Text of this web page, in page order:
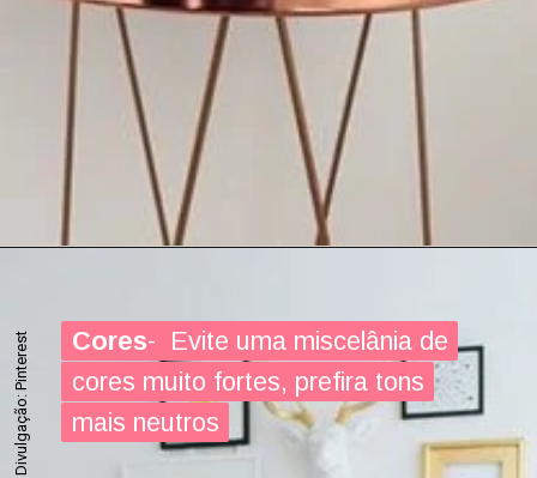
Cores- Evite uma miscelânia de
cores muito fortes, prefira tons
mais neutros
Cores- Evite uma miscelânia de
cores muito fortes, prefira tons
mais neutros
Divulgação: Pinterest